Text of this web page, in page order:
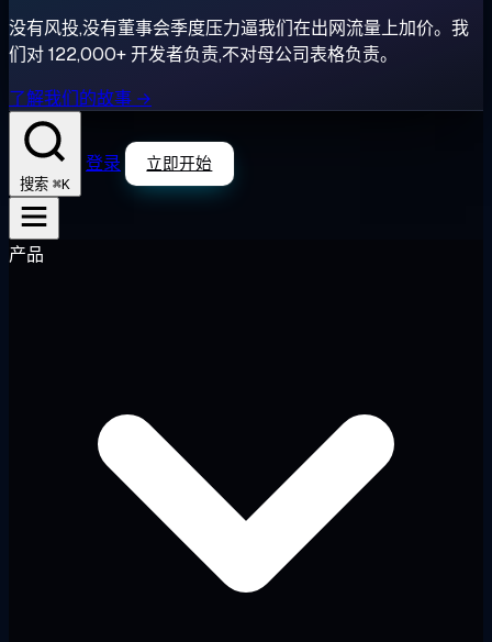
没有风投,没有董事会季度压力逼我们在出网流量上加价。我
们对 122,000+ 开发者负责,不对母公司表格负责。
了解我们的故事 →
搜索 ⌘K
登录 立即开始
产品